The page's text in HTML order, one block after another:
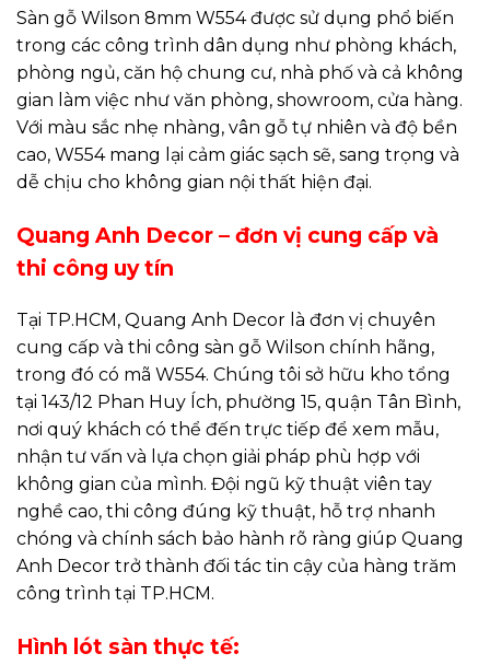
Sàn gỗ Wilson 8mm W554 được sử dụng phổ biến
trong các công trình dân dụng như phòng khách,
phòng ngủ, căn hộ chung cư, nhà phố và cả không
gian làm việc như văn phòng, showroom, cửa hàng.
Với màu sắc nhẹ nhàng, vân gỗ tự nhiên và độ bền
cao, W554 mang lại cảm giác sạch sẽ, sang trọng và
dễ chịu cho không gian nội thất hiện đại.
Quang Anh Decor – đơn vị cung cấp và
thi công uy tín
Tại TP.HCM, Quang Anh Decor là đơn vị chuyên
cung cấp và thi công sàn gỗ Wilson chính hãng,
trong đó có mã W554. Chúng tôi sở hữu kho tổng
tại 143/12 Phan Huy Ích, phường 15, quận Tân Bình,
nơi quý khách có thể đến trực tiếp để xem mẫu,
nhận tư vấn và lựa chọn giải pháp phù hợp với
không gian của mình. Đội ngũ kỹ thuật viên tay
nghề cao, thi công đúng kỹ thuật, hỗ trợ nhanh
chóng và chính sách bảo hành rõ ràng giúp Quang
Anh Decor trở thành đối tác tin cậy của hàng trăm
công trình tại TP.HCM.
Hình lót sàn thực tế: